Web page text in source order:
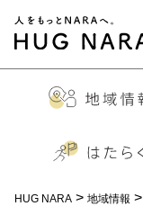
HUG NARA > 地域情報 >